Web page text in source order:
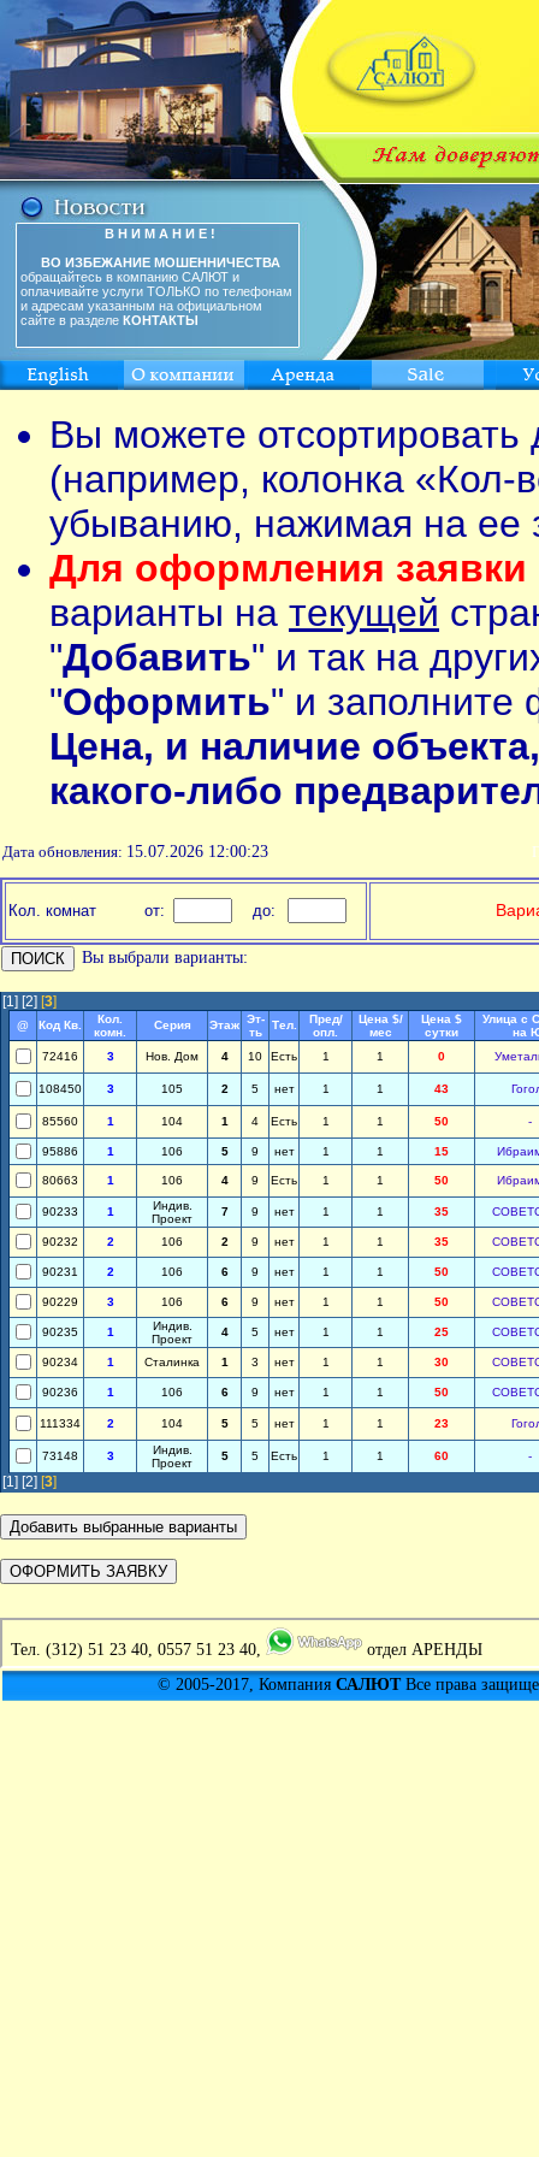
В Н И М А Н И Е !
ВО ИЗБЕЖАНИЕ МОШЕННИЧЕСТВА
обращайтесь в компанию САЛЮТ и
оплачивайте услуги ТОЛЬКО по телефонам
и адресам указанным на официальном
сайте в разделе КОНТАКТЫ
Вы можете
(например, колонка «Кол-
убыванию, нажимая на ее
Для оформления заявки
варианты на текущей
"Добавить" и так на
"Оформить" и заполните
Цена, и наличие
какого-либо
Дата обновления: 15.07.2026 12:00:23
Кол. комнат от: до:
Вы выбрали варианты:
[1] [2] [3]
@ Код Кв.
Кол.
комн.
Серия Этаж Эт-
ть
Тел.
Пред/
опл.
Цена $/
мес
Цена $
сутки
Улица с
на
72416
3 Нов. Дом 4 10 Есть 1 1 0
108450 3 105 2 5 нет 1 1 43
85560 1 104 1 4 Есть 1 1 50 -
95886 1 106 5 9 нет 1 1 15
80663 1 106 4 9 Есть 1 1 50
90233 1
Индив.
Проект
7 9 нет 1 1 35
90232 2 106 2 9 нет 1 1 35
90231 2 106 6 9 нет 1 1 50
90229 3 106 6 9 нет 1 1 50
90235 1
Индив.
Проект
4 5 нет 1 1 25
90234 1 Сталинка 1 3 нет 1 1 30
90236 1 106 6 9 нет 1 1 50
111334 2 104 5 5 нет 1 1 23
73148 3
Индив.
Проект
5 5 Есть 1 1 60 -
[1] [2] [3]
Тел. (312) 51 23 40, 0557 51 23 40,
отдел АРЕНДЫ
© 2005-2017, Компания САЛЮТВсе права